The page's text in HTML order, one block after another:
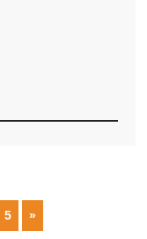
5 »